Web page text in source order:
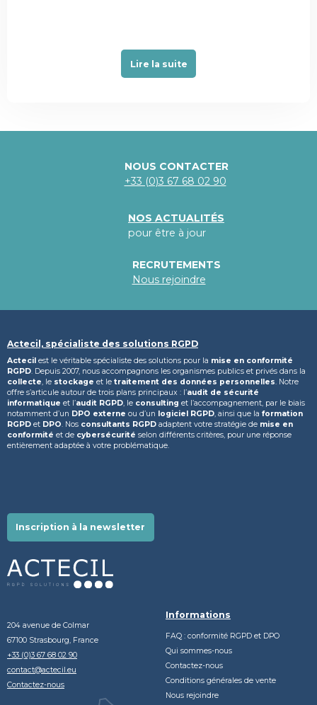
Lire la suite
NOUS CONTACTER
+33 (0)3 67 68 02 90
NOS ACTUALITÉS
pour être à jour
RECRUTEMENTS
Nous rejoindre
Actecil, spécialiste des solutions RGPD
Actecil est le véritable spécialiste des solutions pour la mise en conformité
RGPD. Depuis 2007, nous accompagnons les organismes publics et privés dans la
collecte, le stockage et le traitement des données personnelles. Notre
offre s’articule autour de trois plans principaux : l’audit de sécurité
informatique et l’audit RGPD, le consulting et l’accompagnement, par le biais
notamment d’un DPO externe ou d’un logiciel RGPD, ainsi que la formation
RGPD et DPO. Nos consultants RGPD adaptent votre stratégie de mise en
conformité et de cybersécurité selon différents critères, pour une réponse
entièrement adaptée à votre problématique.
Inscription à la newsletter
204 avenue de Colmar
67100 Strasbourg, France
+33 (0)3 67 68 02 90
contact@actecil.eu
Contactez-nous
Informations
FAQ : conformité RGPD et DPO
Qui sommes-nous
Contactez-nous
Conditions générales de vente
Nous rejoindre